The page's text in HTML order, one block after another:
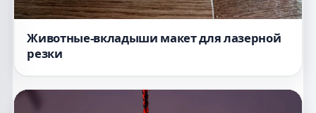
Животные-вкладыши макет для лазерной
резки